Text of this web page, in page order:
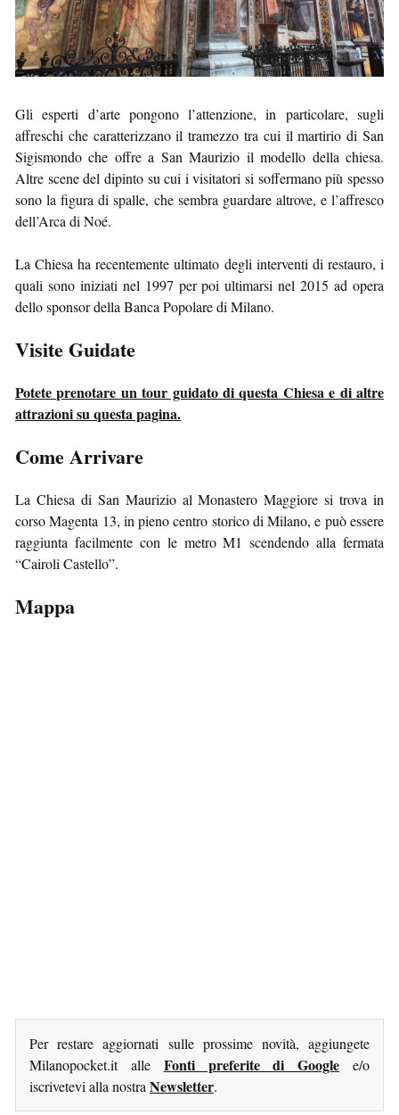
Gli esperti d’arte pongono l’attenzione, in particolare, sugli
affreschi che caratterizzano il tramezzo tra cui il martirio di San
Sigismondo che offre a San Maurizio il modello della chiesa.
Altre scene del dipinto su cui i visitatori si soffermano più spesso
sono la figura di spalle, che sembra guardare altrove, e l’affresco
dell’Arca di Noé.
La Chiesa ha recentemente ultimato degli interventi di restauro, i
quali sono iniziati nel 1997 per poi ultimarsi nel 2015 ad opera
dello sponsor della Banca Popolare di Milano.
Visite Guidate
Potete prenotare un tour guidato di questa Chiesa e di altre
attrazioni su questa pagina.
Come Arrivare
La Chiesa di San Maurizio al Monastero Maggiore si trova in
corso Magenta 13, in pieno centro storico di Milano, e può essere
raggiunta facilmente con le metro M1 scendendo alla fermata
“Cairoli Castello”.
Mappa
Per restare aggiornati sulle prossime novità, aggiungete
Milanopocket.it alle Fonti preferite di Google e/o
iscrivetevi alla nostra Newsletter.